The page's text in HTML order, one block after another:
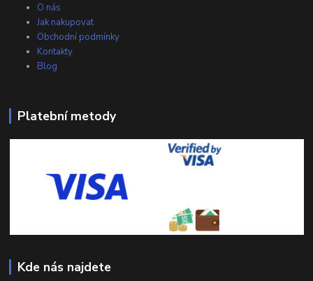
O nás
Jak nakupovat
Obchodní podmínky
Kontakty
Blog
Platební metody
Kde nás najdete